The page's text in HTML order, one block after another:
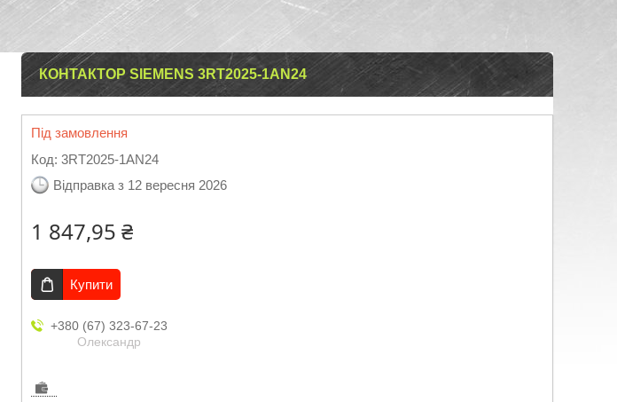
КОНТАКТОР SIEMENS 3RT2025-1AN24
Під замовлення
Код: 3RT2025-1AN24
Відправка з 12 вересня 2026
1 847,95 ₴
Купити
+380 (67) 323-67-23
Олександр